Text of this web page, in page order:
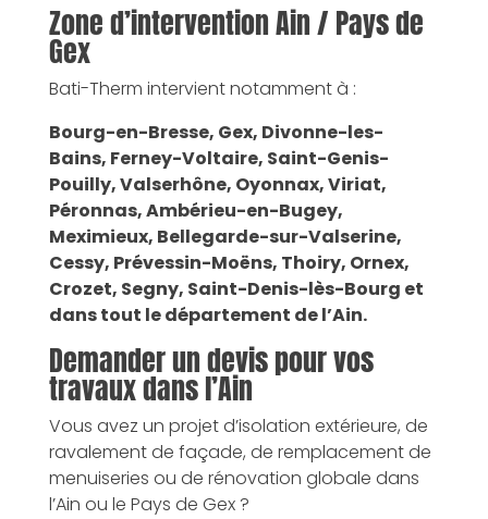
Zone d’intervention Ain / Pays de
Gex
Bati-Therm intervient notamment à :
Bourg-en-Bresse, Gex, Divonne-les-
Bains, Ferney-Voltaire, Saint-Genis-
Pouilly, Valserhône, Oyonnax, Viriat,
Péronnas, Ambérieu-en-Bugey,
Meximieux, Bellegarde-sur-Valserine,
Cessy, Prévessin-Moëns, Thoiry, Ornex,
Crozet, Segny, Saint-Denis-lès-Bourg et
dans tout le département de l’Ain.
Demander un devis pour vos
travaux dans l’Ain
Vous avez un projet d’isolation extérieure, de
ravalement de façade, de remplacement de
menuiseries ou de rénovation globale dans
l’Ain ou le Pays de Gex ?